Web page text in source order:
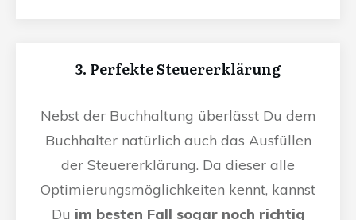
3. Perfekte Steuererklärung
Nebst der Buchhaltung überlässt Du dem
Buchhalter natürlich auch das Ausfüllen
der Steuererklärung. Da dieser alle
Optimierungsmöglichkeiten kennt, kannst
Du im besten Fall sogar noch richtig